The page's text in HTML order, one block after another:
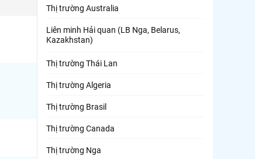
Thị trường Australia
Liên minh Hải quan (LB Nga, Belarus,
Kazakhstan)
Thị trường Thái Lan
Thị trường Algeria
Thị trường Brasil
Thị trường Canada
Thị trường Nga